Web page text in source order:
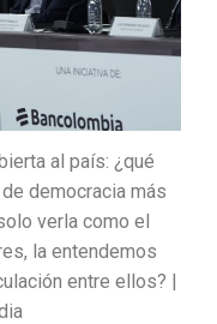
al país: ¿qué
democracia más
verla como el
la entendemos
entre ellos? |